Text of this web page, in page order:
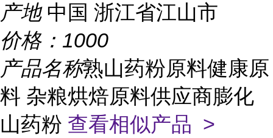
产地 中国 浙江省江山市
价格： 1000
产品名称熟山药粉原料健康原
料 杂粮烘焙原料供应商膨化
山药粉 查看相似产品 >